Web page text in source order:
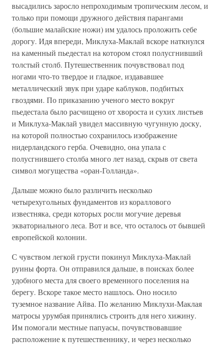
высадились заросло непроходимым тропическим лесом, и
только при помощи дружного действия парангами
(большие малайские ножи) им удалось проложить себе
дорогу. Идя впереди, Миклуха-Маклай вскоре наткнулся
на каменный пьедестал на котором стоял полусгнивший
толстый столб. Путешественник почувствовал под
ногами что-то твердое и гладкое, издававшее
металлический звук при ударе каблуков, подбитых
гвоздями. По приказанию ученого место вокруг
пьедестала было расчищено от хвороста и сухих листьев
и Миклуха-Маклай увидел массивную чугунную доску,
на которой полностью сохранилось изображение
нидерландского герба. Очевидно, она упала с
полусгнившего столба много лет назад, скрыв от света
символ могущества «оран-Голланда».
Дальше можно было различить несколько
четырехугольных фундаментов из кораллового
известняка, среди которых росли могучие деревья
экваториального леса. Вот и все, что осталось от бывшей
европейской колонии.
С чувством легкой грусти покинул Миклуха-Маклай
руины форта. Он отправился дальше, в поисках более
удобного места для своего временного поселения на
берегу. Вскоре такое место нашлось. Оно носило
туземное название Айва. По желанию Миклухи-Маклая
матросы урумбая принялись строить для него хижину.
Им помогали местные папуасы, почувствовавшие
расположение к путешественнику, и через несколько